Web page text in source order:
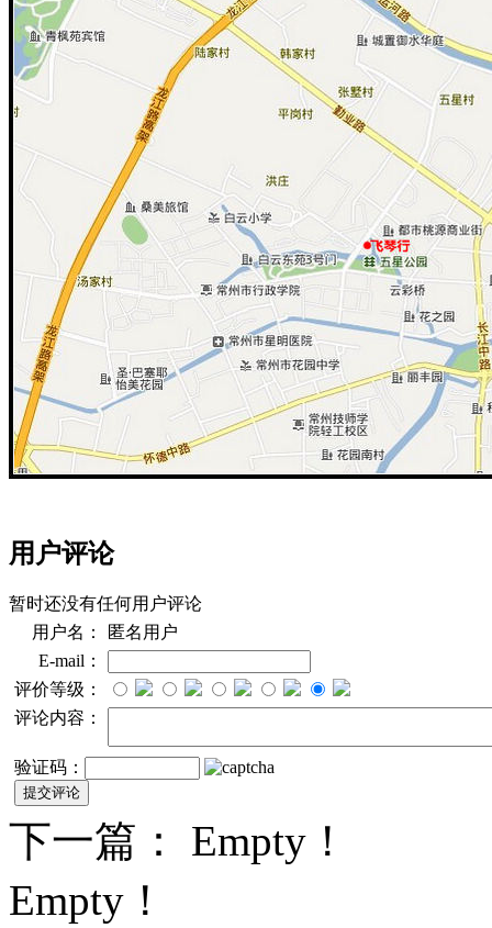
用户评论
暂时还没有任何用户评论
用户名：
匿名用户
E-mail：
评价等级：
评论内容：
验证码：
下一篇： Empty！
Empty！